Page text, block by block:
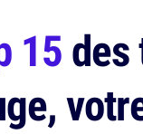
15des